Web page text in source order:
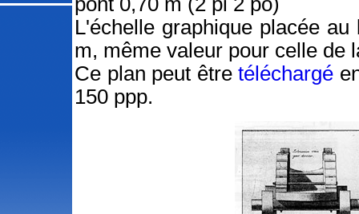
L'échelle graphique placée
m, même valeur pour celle de
Ce plan peut êtretéléchargé
150 ppp.